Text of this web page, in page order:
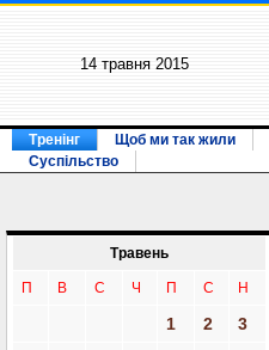
14 травня 2015
Тренінг Щоб ми так жили
Суспільство
Травень
П В С Ч П С Н
1 2
3